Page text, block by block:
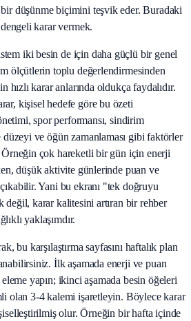
düşünme biçimini teşvik eder. Buradaki
karar vermek.
iki besin de için daha güçlü bir genel
ölçütlerin toplu değerlendirmesinden
karar anlarında oldukça faydalıdır.
kişisel hedefe göre bu özeti
spor performansı, sindirim
ve öğün zamanlaması gibi faktörler
çok hareketli bir gün için enerji
düşük aktivite günlerinde puan ve
Yani bu ekranı "tek doğruyu
karar kalitesini artıran bir rehber
yaklaşımdır.
bu karşılaştırma sayfasını haftalık plan
İlk aşamada enerji ve puan
yapın; ikinci aşamada besin öğeleri
olan 3-4 kalemi işaretleyin. Böylece karar
olur. Örneğin bir hafta içinde